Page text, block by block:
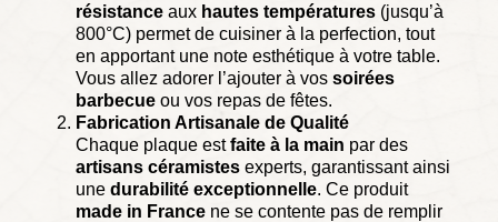
résistance aux hautes températures (jusqu’à
800°C) permet de cuisiner à la perfection, tout
en apportant une note esthétique à votre table.
Vous allez adorer l’ajouter à vos soirées
barbecue ou vos repas de fêtes.
Fabrication Artisanale de Qualité
Chaque plaque estfaite à la main par des
artisans céramistes experts, garantissant ainsi
une durabilité exceptionnelle. Ce produit
made in France ne se contente pas de remplir